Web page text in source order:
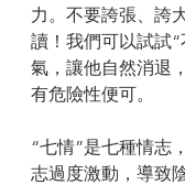
力。不要誇張、誇
讀！我們可以試試
氣，讓他自然消退
有危險性便可。
“七情”是七種情志
志過度激動，導致